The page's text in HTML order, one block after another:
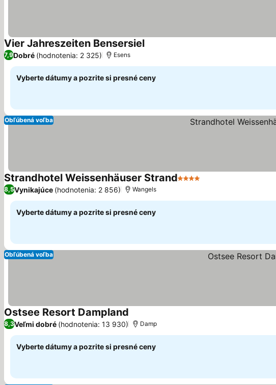
Vier Jahreszeiten BensersielZobraziť ceny
7,9Dobré (hodnotenia: 2 325) Esens
Vyberte dátumy a pozrite si presné ceny
Obľúbená voľba
Strandhotel Weissenhäuser Strand4 Počet hviezdičiek
8,5Vynikajúce (hodnotenia: 2 856) Wangels
Vyberte dátumy a pozrite si presné ceny
Obľúbená voľba
Ostsee Resort Dampland Zobraziť ceny
8,3Veľmi dobré (hodnotenia: 13 930) Damp
Vyberte dátumy a pozrite si presné ceny